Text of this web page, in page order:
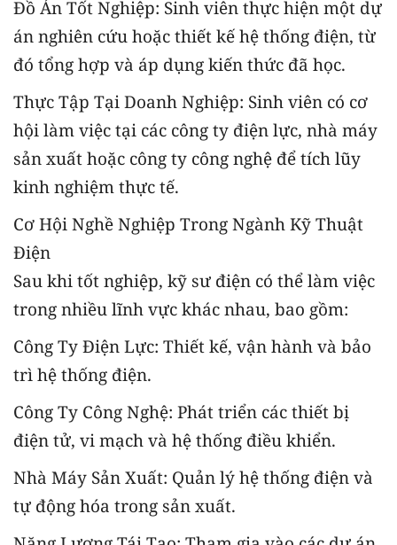
Đồ Án Tốt Nghiệp: Sinh viên thực hiện một dự
án nghiên cứu hoặc thiết kế hệ thống điện, từ
đó tổng hợp và áp dụng kiến thức đã học.
Thực Tập Tại Doanh Nghiệp: Sinh viên có cơ
hội làm việc tại các công ty điện lực, nhà máy
sản xuất hoặc công ty công nghệ để tích lũy
kinh nghiệm thực tế.
Cơ Hội Nghề Nghiệp Trong Ngành Kỹ Thuật
Điện
Sau khi tốt nghiệp, kỹ sư điện có thể làm việc
trong nhiều lĩnh vực khác nhau, bao gồm:
Công Ty Điện Lực: Thiết kế, vận hành và bảo
trì hệ thống điện.
Công Ty Công Nghệ: Phát triển các thiết bị
điện tử, vi mạch và hệ thống điều khiển.
Nhà Máy Sản Xuất: Quản lý hệ thống điện và
tự động hóa trong sản xuất.